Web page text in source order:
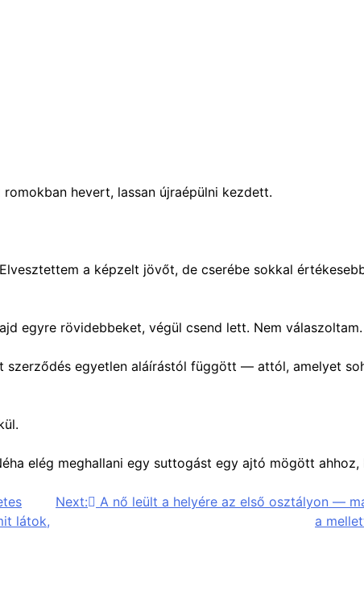
hevert, lassan újraépülni kezdett.
a képzelt jövőt, de cserébe sokkal
egyre rövidebbeket, végül csend lett. Nem válaszoltam.
egyetlen aláírástól függött — attól, amelyet
elég meghallani egy suttogást egy ajtó mögött
látok,
Next:
A nő leült a helyére az első osztályon —
a